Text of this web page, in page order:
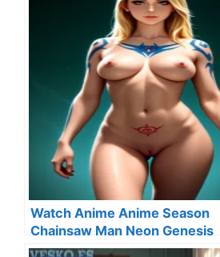
Watch Anime Anime Season
Chainsaw Man Neon Genesis
Evangelion Doujinshi